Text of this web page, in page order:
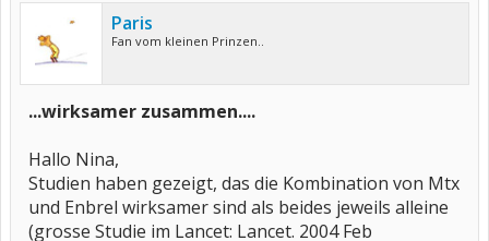
Paris
Fan vom kleinen Prinzen..
...wirksamer zusammen....
Hallo Nina,
Studien haben gezeigt, das die Kombination von Mtx
und Enbrel wirksamer sind als beides jeweils alleine
(grosse Studie im Lancet: Lancet. 2004 Feb